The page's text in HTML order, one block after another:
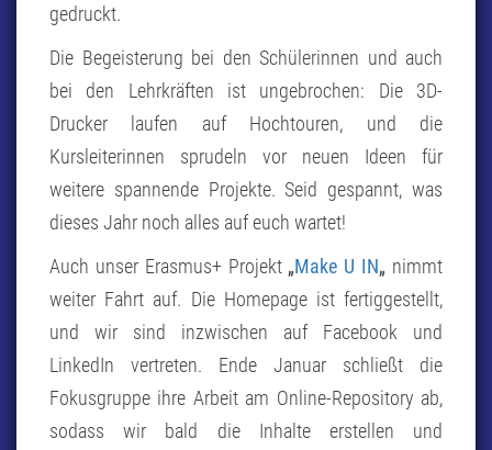
gedruckt.
Die Begeisterung bei den Schülerinnen und auch
bei den Lehrkräften ist ungebrochen: Die 3D-
Drucker laufen auf Hochtouren, und die
Kursleiterinnen sprudeln vor neuen Ideen für
weitere spannende Projekte. Seid gespannt, was
dieses Jahr noch alles auf euch wartet!
Auch unser Erasmus+ Projekt „Make U IN„ nimmt
weiter Fahrt auf. Die Homepage ist fertiggestellt,
und wir sind inzwischen auf Facebook und
LinkedIn vertreten. Ende Januar schließt die
Fokusgruppe ihre Arbeit am Online-Repository ab,
sodass wir bald die Inhalte erstellen und